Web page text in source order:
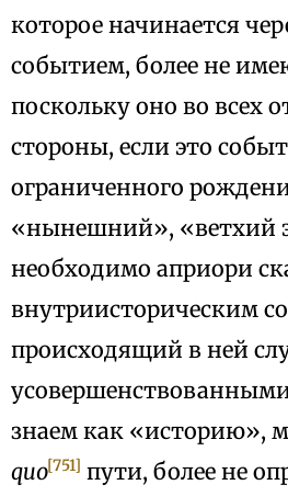
которое начинается
событием, более не
поскольку оно во всех
стороны, если это
ограниченного
«нынешний», «ветхий
необходимо априори
внутриисторическим
происходящий в ней
знаем как «историю»,
quo[751] пути, более не